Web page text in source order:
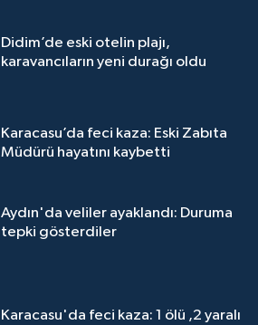
Didim’de eski otelin plajı,
karavancıların yeni durağı oldu
Karacasu’da feci kaza: Eski Zabıta
Müdürü hayatını kaybetti
Aydın'da veliler ayaklandı: Duruma
tepki gösterdiler
Karacasu'da feci kaza: 1 ölü ,2 yaralı